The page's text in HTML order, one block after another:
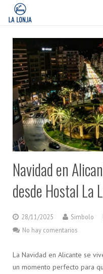
HABITACIONES
CONTACTO
TURISMO
OPINIONES
APARTAMENTOS
Navidad en
desde Hostal La
28/11/2025 Simbolo
No hay comentarios
La Navidad en Alicante se
un momento perfecto para